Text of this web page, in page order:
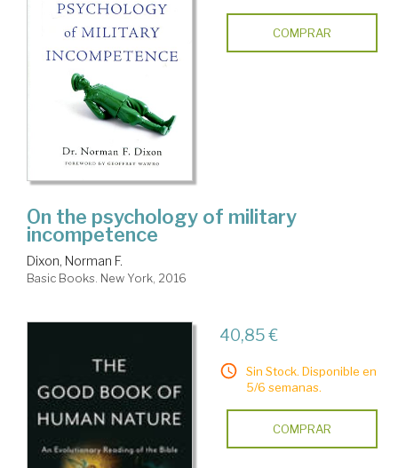
COMPRAR
On the psychology of military
incompetence
Dixon, Norman F.
Basic Books. New York, 2016
40,85 €
Sin Stock. Disponible en
5/6 semanas.
COMPRAR